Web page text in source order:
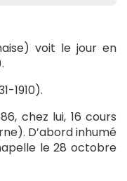
voit le jour en
1910).
chez lui, 16 cours
D’abord inhumé
le 28 octobre